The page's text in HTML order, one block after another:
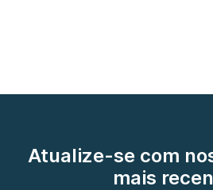
Atualize-se com
mais